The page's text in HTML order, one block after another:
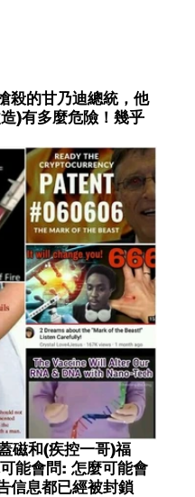
殺的甘乃迪總統，他
)有多麼危險！幾乎
磁和(疾控一哥)福
能會問: 怎麼可能會
信息都已經被封鎖